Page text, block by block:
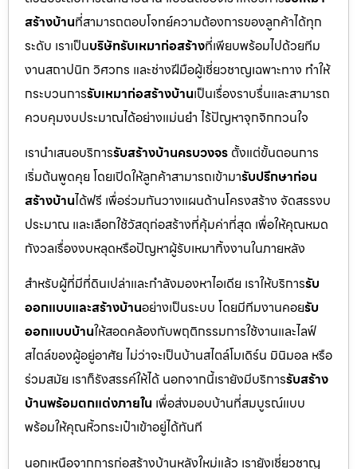
สร้างบ้านที่สามารถตอบโจทย์ความต้องการของลูกค้าได้ทุก
ระดับ เราเป็นบริษัทรับเหมาก่อสร้างที่เพียบพร้อมไปด้วยทีม
งานสถาปนิก วิศวกร และช่างฝีมือผู้เชี่ยวชาญเฉพาะทาง ทำให้
กระบวนการรับเหมาก่อสร้างบ้านเป็นเรื่องราบรื่นและสามารถ
ควบคุมงบประมาณได้อย่างแม่นยำ ไร้ปัญหาจุกจิกกวนใจ
เรานำเสนอบริการรับสร้างบ้านครบวงจร ตั้งแต่ขั้นตอนการ
เริ่มต้นพูดคุย โดยเปิดให้ลูกค้าสามารถเข้ามารับปรึกษาก่อน
สร้างบ้านได้ฟรี เพื่อร่วมกันวางแผนด้านโครงสร้าง จัดสรรงบ
ประมาณ และเลือกใช้วัสดุก่อสร้างที่คุ้มค่าที่สุด เพื่อให้คุณหมด
กังวลเรื่องงบหลุดหรือปัญหาผู้รับเหมาทิ้งงานในภายหลัง
สำหรับผู้ที่มีที่ดินเปล่าและกำลังมองหาไอเดีย เราให้บริการรับ
ออกแบบและสร้างบ้านอย่างเป็นระบบ โดยมีทีมงานคอยรับ
ออกแบบบ้านให้สอดคล้องกับพฤติกรรมการใช้งานและไลฟ์
สไตล์ของผู้อยู่อาศัย ไม่ว่าจะเป็นบ้านสไตล์โมเดิร์น มินิมอล หรือ
ร่วมสมัย เราก็รังสรรค์ให้ได้ นอกจากนี้เรายังมีบริการรับสร้าง
บ้านพร้อมตกแต่งภายใน เพื่อส่งมอบบ้านที่สมบูรณ์แบบ
พร้อมให้คุณหิ้วกระเป๋าเข้าอยู่ได้ทันที
นอกเหนือจากการก่อสร้างบ้านหลังใหม่แล้ว เรายังเชี่ยวชาญ